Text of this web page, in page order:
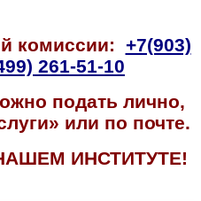
комиссии:
+7(903)
261-51-10
подать лично,
или по почте.
ИНСТИТУТЕ!